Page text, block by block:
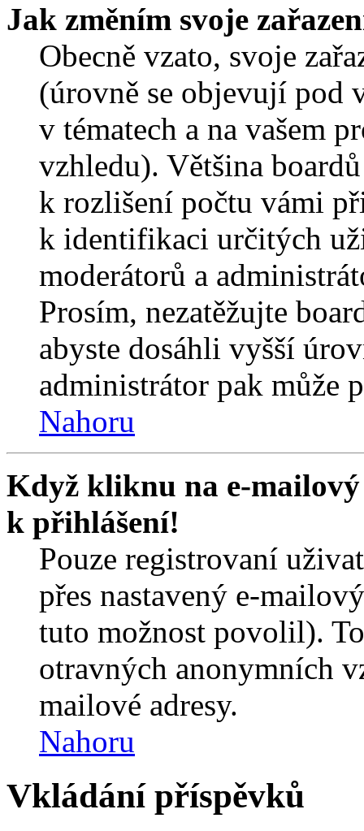
Jak změním svoje
Obecně vzato, svoje
(úrovně se objevují pod
v tématech a na vašem
vzhledu). Většina
k rozlišení počtu vámi
k identifikaci určitých
moderátorů a
Prosím, nezatěžujte
abyste dosáhli vyšší
administrátor pak může
Nahoru
Když kliknu na e-
k přihlášení!
Pouze registrovaní
přes nastavený e-
tuto možnost povolil).
otravných anonymních
mailové adresy.
Nahoru
Vkládání příspěvků